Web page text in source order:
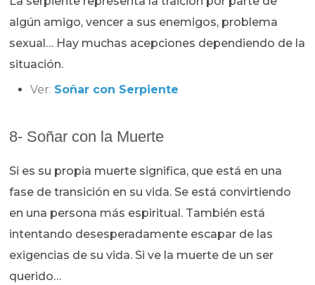
algún amigo, vencer a sus enemigos, problema
sexual… Hay muchas acepciones dependiendo de la
situación.
Ver: Soñar con Serpiente
8- Soñar con la Muerte
Si es su propia muerte significa, que está en una
fase de transición en su vida. Se está convirtiendo
en una persona más espiritual. También está
intentando desesperadamente escapar de las
exigencias de su vida. Si ve la muerte de un ser
querido…